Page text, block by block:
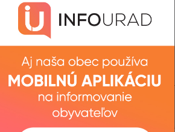
Vytvorené v súlade s
dizajn manuálom elektronických
služieb.